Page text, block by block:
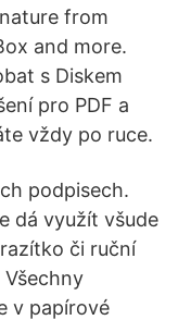
from
and more.
s Diskem
pro PDF a
vždy po ruce.
podpisech.
dá využít všude
či ruční
v papírové